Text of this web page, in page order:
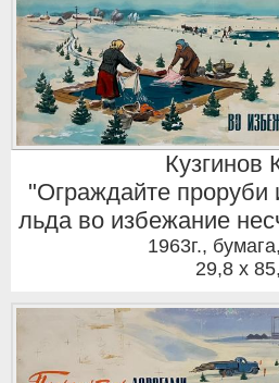
Кузгинов
"Ограждайте проруби
льда во избежание
1963г.,
29,8 x